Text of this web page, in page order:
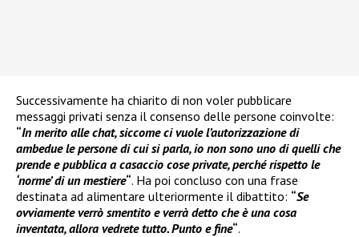
Successivamente ha chiarito di non voler pubblicare
messaggi privati senza il consenso delle persone coinvolte:
“In merito alle chat, siccome ci vuole l’autorizzazione di
ambedue le persone di cui si parla, io non sono uno di quelli che
prende e pubblica a casaccio cose private, perché rispetto le
‘norme’ di un mestiere“. Ha poi concluso con una frase
destinata ad alimentare ulteriormente il dibattito: “Se
ovviamente verrò smentito e verrà detto che è una cosa
inventata, allora vedrete tutto. Punto e fine“.